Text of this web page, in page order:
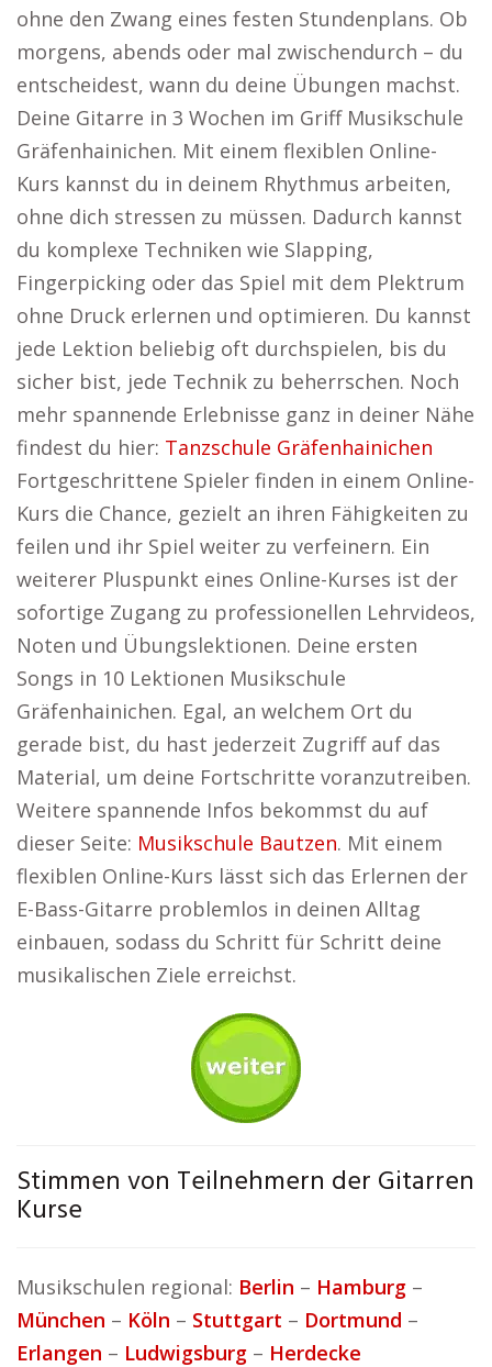
ohne den Zwang eines festen Stundenplans. Ob
morgens, abends oder mal zwischendurch – du
entscheidest, wann du deine Übungen machst.
Deine Gitarre in 3 Wochen im Griff Musikschule
Gräfenhainichen. Mit einem flexiblen Online-
Kurs kannst du in deinem Rhythmus arbeiten,
ohne dich stressen zu müssen. Dadurch kannst
du komplexe Techniken wie Slapping,
Fingerpicking oder das Spiel mit dem Plektrum
ohne Druck erlernen und optimieren. Du kannst
jede Lektion beliebig oft durchspielen, bis du
sicher bist, jede Technik zu beherrschen. Noch
mehr spannende Erlebnisse ganz in deiner Nähe
findest du hier: Tanzschule Gräfenhainichen
Fortgeschrittene Spieler finden in einem Online-
Kurs die Chance, gezielt an ihren Fähigkeiten zu
feilen und ihr Spiel weiter zu verfeinern. Ein
weiterer Pluspunkt eines Online-Kurses ist der
sofortige Zugang zu professionellen Lehrvideos,
Noten und Übungslektionen. Deine ersten
Songs in 10 Lektionen Musikschule
Gräfenhainichen. Egal, an welchem Ort du
gerade bist, du hast jederzeit Zugriff auf das
Material, um deine Fortschritte voranzutreiben.
Weitere spannende Infos bekommst du auf
dieser Seite: Musikschule Bautzen. Mit einem
flexiblen Online-Kurs lässt sich das Erlernen der
E-Bass-Gitarre problemlos in deinen Alltag
einbauen, sodass du Schritt für Schritt deine
musikalischen Ziele erreichst.
Stimmen von Teilnehmern der Gitarren
Kurse
Musikschulen regional: Berlin – Hamburg –
München – Köln – Stuttgart – Dortmund –
Erlangen – Ludwigsburg – Herdecke